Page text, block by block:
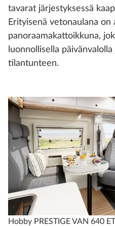
tavarat järjestyksessä
Erityisenä vetonaulana on
panoraamakattoikkuna,
luonnollisella
tilantunteen.
Hobby PRESTIGE VAN 640 ET